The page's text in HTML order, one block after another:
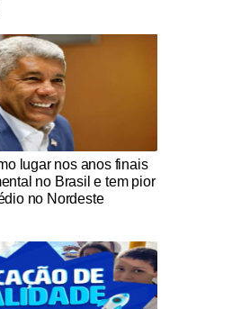
lugar nos anos finais
no Brasil e tem pior
no Nordeste